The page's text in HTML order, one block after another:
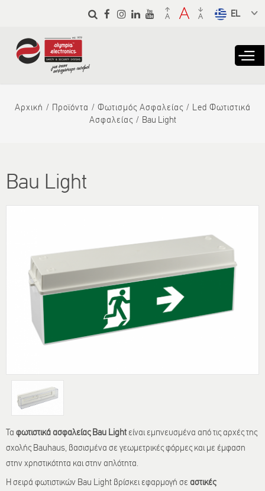
Παράκαμψη
προς το
from the
dropdown
to translate
Αρχική Προϊόντα Φωτισμός Ασφαλείας
Led Φωτιστικά
Ασφαλείας
Bau Light
Bau Light
Τα φωτιστικά ασφαλείας Bau Light είναι εμπνευσμένα από τις αρχές της
σχολής Bauhaus, βασισμένα σε γεωμετρικές φόρμες και με έμφαση
στην χρηστικότητα και στην απλότητα.
Η σειρά φωτιστικών Bau Light βρίσκει εφαρμογή σε αστικές